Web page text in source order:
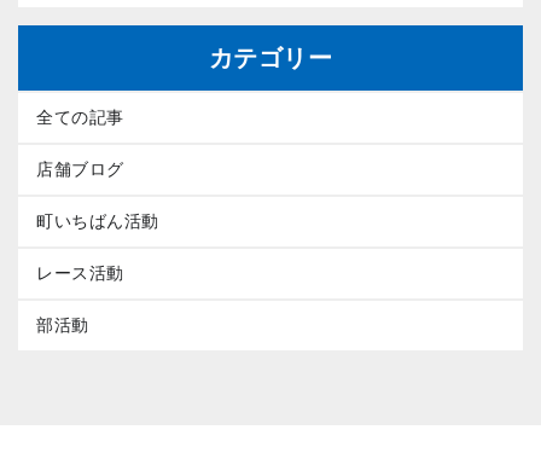
カテゴリー
全ての記事
店舗ブログ
町いちばん活動
レース活動
部活動